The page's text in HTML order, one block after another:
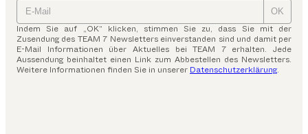
OK
Indem Sie auf „OK“ klicken, stimmen Sie zu, dass Sie mit der
Zusendung des TEAM 7 Newsletters einverstanden sind und damit per
E-Mail Informationen über Aktuelles bei TEAM 7 erhalten. Jede
Aussendung beinhaltet einen Link zum Abbestellen des Newsletters.
Weitere Informationen finden Sie in unserer Datenschutzerklärung.